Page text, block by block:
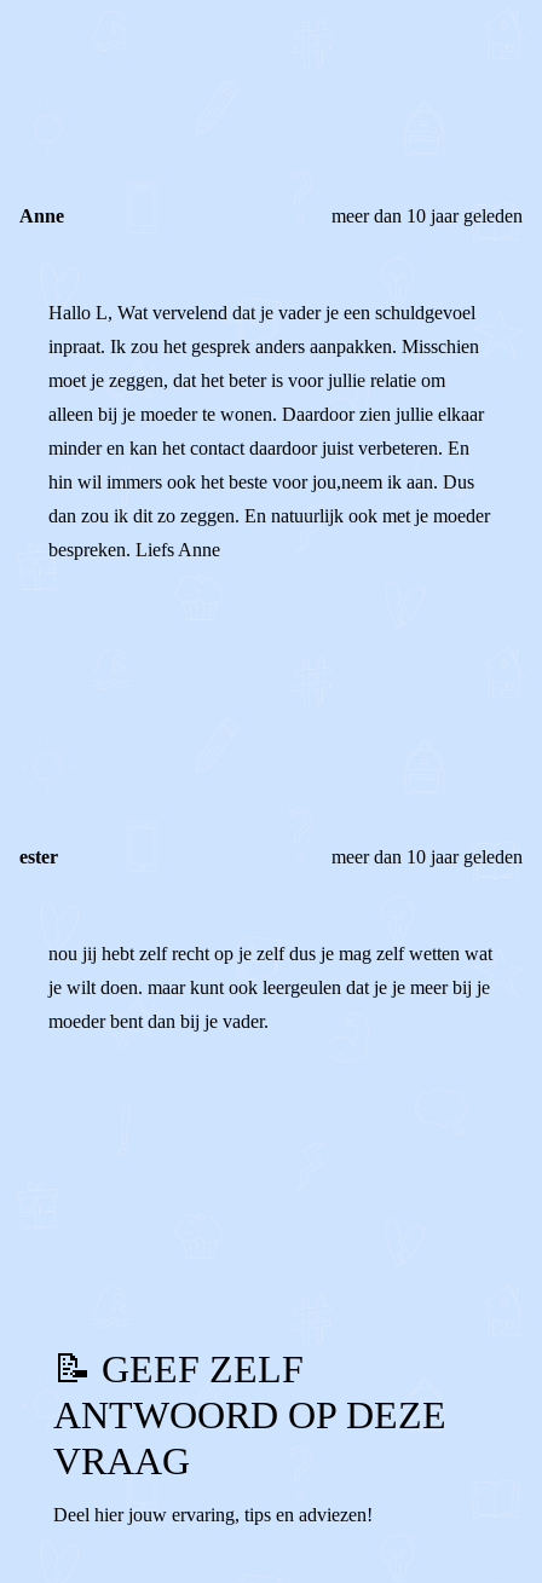
Anne meer dan 10 jaar geleden
Hallo L, Wat vervelend dat je vader je een schuldgevoel
inpraat. Ik zou het gesprek anders aanpakken. Misschien
moet je zeggen, dat het beter is voor jullie relatie om
alleen bij je moeder te wonen. Daardoor zien jullie elkaar
minder en kan het contact daardoor juist verbeteren. En
hin wil immers ook het beste voor jou,neem ik aan. Dus
dan zou ik dit zo zeggen. En natuurlijk ook met je moeder
bespreken. Liefs Anne
ester meer dan 10 jaar geleden
nou jij hebt zelf recht op je zelf dus je mag zelf wetten wat
je wilt doen. maar kunt ook leergeulen dat je je meer bij je
moeder bent dan bij je vader.
📝 GEEF ZELF
ANTWOORD OP DEZE
VRAAG
Deel hier jouw ervaring, tips en adviezen!